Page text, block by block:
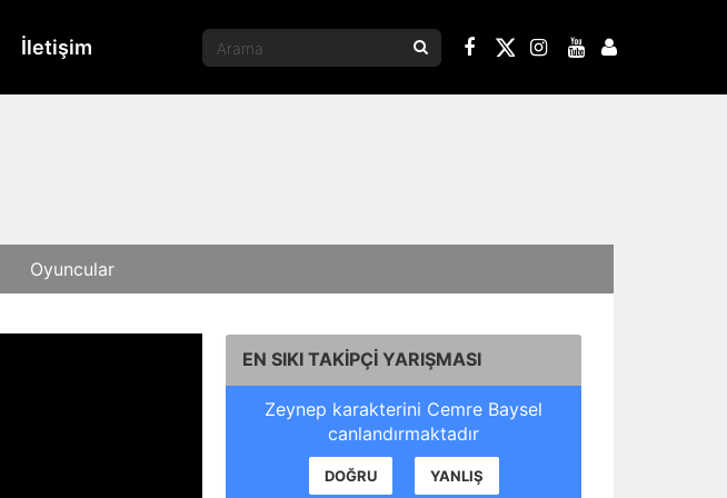
İletişim
Oyuncular
EN SIKI TAKİPÇİ YARIŞMASI
Zeynep karakterini Cemre Baysel
canlandırmaktadır
DOĞRU YANLIŞ